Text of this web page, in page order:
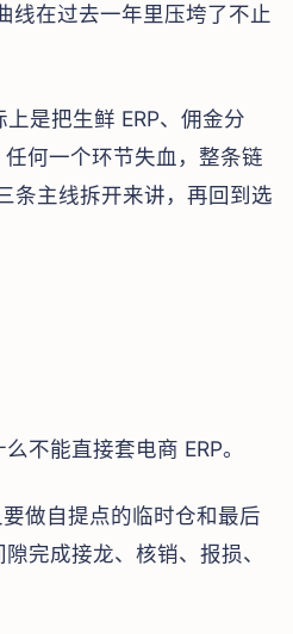
在过去一年里压垮了不止
是把生鲜 ERP、佣金分
何一个环节失血，整条链
条主线拆开来讲，再回到选
不能直接套电商 ERP。
做自提点的临时仓和最后
完成接龙、核销、报损、